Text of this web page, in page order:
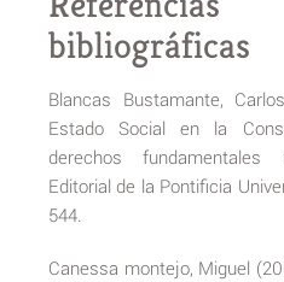
bibliográficas
Blancas Bustamante,
Estado Social en la
derechos
Editorial de la Pontificia
544.
Canessa montejo, Miguel